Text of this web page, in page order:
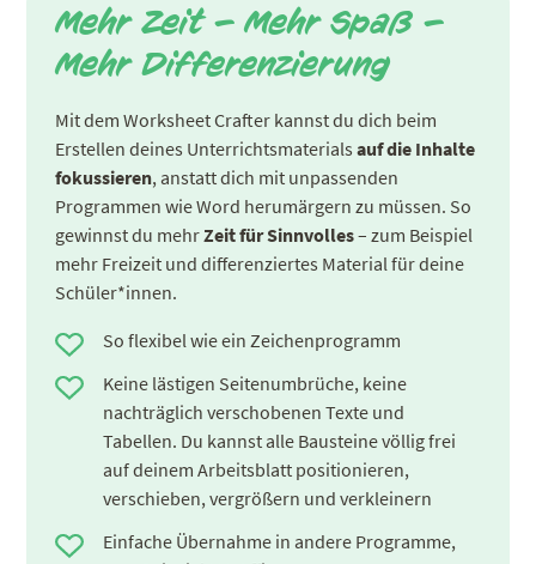
Mehr Zeit – Mehr Spaß –
Mehr Differenzierung
Mit dem Worksheet Crafter kannst du dich beim
Erstellen deines Unterrichtsmaterialsauf die Inhalte
fokussieren, anstatt dich mit unpassenden
Programmen wie Word herumärgern zu müssen. So
gewinnst du mehrZeit für Sinnvolles– zum Beispiel
mehr Freizeit und differenziertes Material für deine
Schüler*innen.
So flexibel wie ein Zeichenprogramm
Keine lästigen Seitenumbrüche, keine
nachträglich verschobenen Texte und
Tabellen. Du kannst alle Bausteine völlig frei
auf deinem Arbeitsblatt positionieren,
verschieben, vergrößern und verkleinern
Einfache Übernahme in andere Programme,